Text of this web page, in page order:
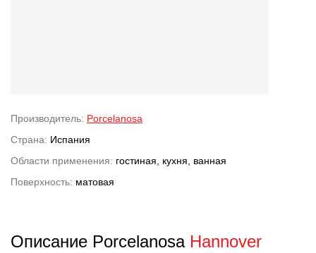
Производитель: Porcelanosa
Страна: Испания
Области применения: гостиная, кухня, ванная
Поверхность: матовая
Описание Porcelanosa Hannover